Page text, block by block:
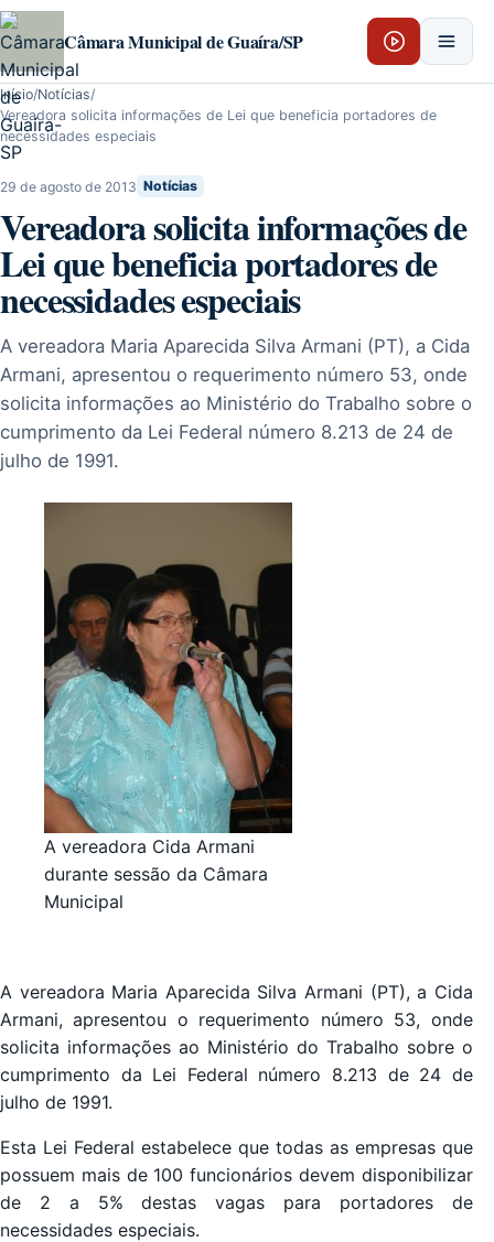
Pular para o conteúdo
Câmara Municipal de Guaíra/SP
Início/Notícias/
Vereadora solicita informações de Lei que beneficia portadores de
necessidades especiais
29 de agosto de 2013 Notícias
Vereadora solicita informações de
Lei que beneficia portadores de
necessidades especiais
A vereadora Maria Aparecida Silva Armani (PT), a Cida
Armani, apresentou o requerimento número 53, onde
solicita informações ao Ministério do Trabalho sobre o
cumprimento da Lei Federal número 8.213 de 24 de
julho de 1991.
A vereadora Cida Armani
durante sessão da Câmara
Municipal
A vereadora Maria Aparecida Silva Armani (PT), a Cida
Armani, apresentou o requerimento número 53, onde
solicita informações ao Ministério do Trabalho sobre o
cumprimento da Lei Federal número 8.213 de 24 de
julho de 1991.
Esta Lei Federal estabelece que todas as empresas que
possuem mais de 100 funcionários devem disponibilizar
de 2 a 5% destas vagas para portadores de
necessidades especiais.